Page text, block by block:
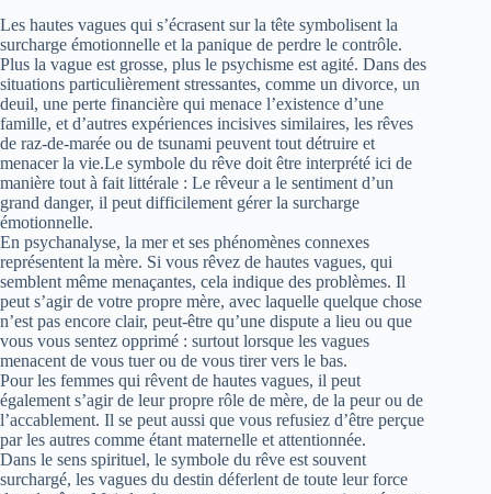
Les hautes vagues qui s’écrasent sur la tête symbolisent la
surcharge émotionnelle et la panique de perdre le contrôle.
Plus la vague est grosse, plus le psychisme est agité. Dans des
situations particulièrement stressantes, comme un divorce, un
deuil, une perte financière qui menace l’existence d’une
famille, et d’autres expériences incisives similaires, les rêves
de raz-de-marée ou de tsunami peuvent tout détruire et
menacer la vie.Le symbole du rêve doit être interprété ici de
manière tout à fait littérale : Le rêveur a le sentiment d’un
grand danger, il peut difficilement gérer la surcharge
émotionnelle.
En psychanalyse, la mer et ses phénomènes connexes
représentent la mère. Si vous rêvez de hautes vagues, qui
semblent même menaçantes, cela indique des problèmes. Il
peut s’agir de votre propre mère, avec laquelle quelque chose
n’est pas encore clair, peut-être qu’une dispute a lieu ou que
vous vous sentez opprimé : surtout lorsque les vagues
menacent de vous tuer ou de vous tirer vers le bas.
Pour les femmes qui rêvent de hautes vagues, il peut
également s’agir de leur propre rôle de mère, de la peur ou de
l’accablement. Il se peut aussi que vous refusiez d’être perçue
par les autres comme étant maternelle et attentionnée.
Dans le sens spirituel, le symbole du rêve est souvent
surchargé, les vagues du destin déferlent de toute leur force